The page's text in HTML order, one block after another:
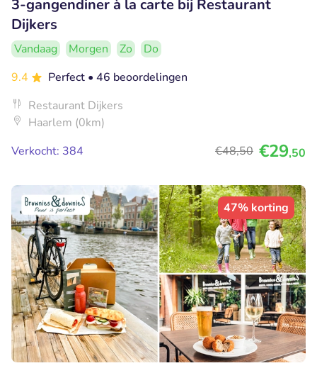
3-gangendiner à la carte bij Restaurant
Dijkers
Vandaag Morgen Zo
Do
9.4
Perfect • 46 beoordelingen
Restaurant Dijkers
Haarlem (0km)
Verkocht: 384
€48,50 €29,50
47% korting